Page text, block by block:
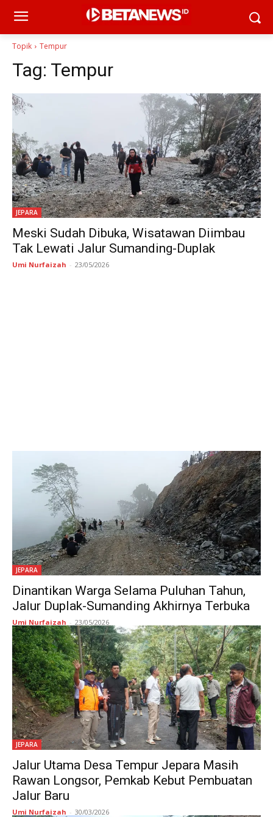
Topik Tempur
Tag: Tempur
JEPARA
Meski Sudah Dibuka, Wisatawan Diimbau
Tak Lewati Jalur Sumanding-Duplak
Umi Nurfaizah - 23/05/2026
JEPARA
Dinantikan Warga Selama Puluhan Tahun,
Jalur Duplak-Sumanding Akhirnya Terbuka
Umi Nurfaizah - 23/05/2026
JEPARA
Jalur Utama Desa Tempur Jepara Masih
Rawan Longsor, Pemkab Kebut Pembuatan
Jalur Baru
Umi Nurfaizah - 30/03/2026